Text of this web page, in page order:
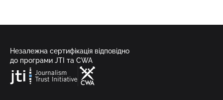
Незалежна сертифікація відповідно
до програми JTI та CWA